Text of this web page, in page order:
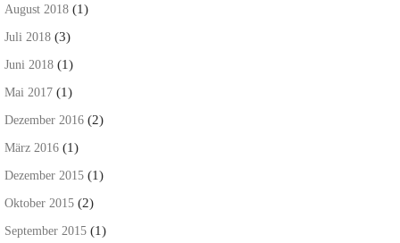
August 2018 (1)
Juli 2018 (3)
Juni 2018 (1)
Mai 2017 (1)
Dezember 2016 (2)
März 2016 (1)
Dezember 2015 (1)
Oktober 2015 (2)
September 2015 (1)